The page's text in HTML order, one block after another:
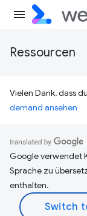
Ressourcen
Vielen Dank, dass
demand ansehen
Google verwendet
Sprache zu
enthalten.